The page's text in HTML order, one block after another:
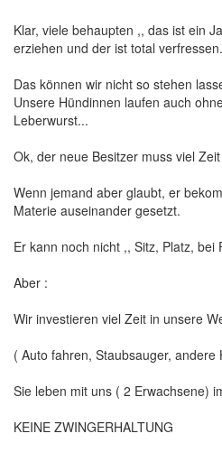
Klar, viele behaupten ,, das ist ein
erziehen und der ist total
Das können wir nicht so stehen
Unsere Hündinnen laufen auch
Leberwurst...
Ok, der neue Besitzer muss viel
Wenn jemand aber glaubt, er
Materie auseinander gesetzt.
Er kann noch nicht ,, Sitz, Platz,
Aber :
Wir investieren viel Zeit in unsere
( Auto fahren, Staubsauger,
Sie leben mit uns ( 2 Erwachsene)
KEINE ZWINGERHALTUNG